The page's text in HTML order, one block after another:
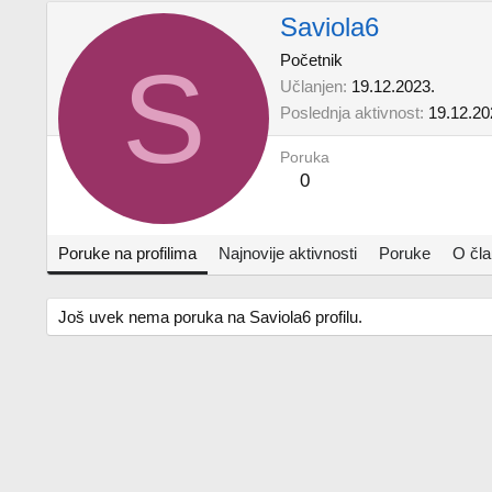
S
Saviola6
Početnik
Učlanjen 19.12.2023.
Poslednja aktivnost
Poruka
0
Poruke na profilima Najnovije aktivnosti Poruke O
Još uvek nema poruka na Saviola6 profilu.